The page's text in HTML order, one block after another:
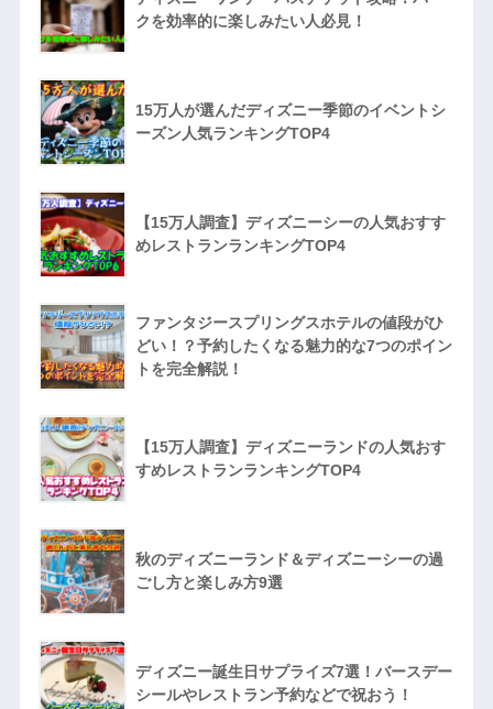
クを効率的に楽しみたい人必見！
15万人が選んだディズニー季節のイベントシ
ーズン人気ランキングTOP4
【15万人調査】ディズニーシーの人気おすす
めレストランランキングTOP4
ファンタジースプリングスホテルの値段がひ
どい！？予約したくなる魅力的な7つのポイン
トを完全解説！
【15万人調査】ディズニーランドの人気おす
すめレストランランキングTOP4
秋のディズニーランド＆ディズニーシーの過
ごし方と楽しみ方9選
ディズニー誕生日サプライズ7選！バースデー
シールやレストラン予約などで祝おう！